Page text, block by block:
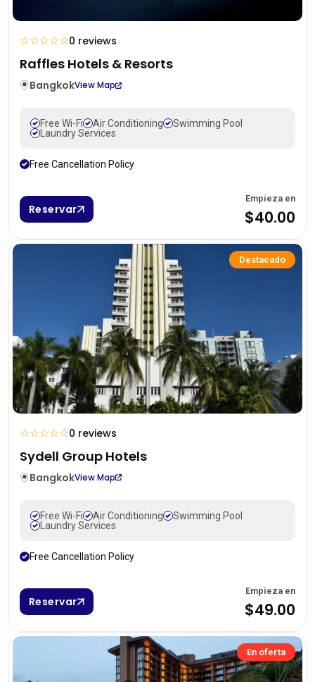
☆☆☆☆☆0 reviews
Raffles Hotels & Resorts
BangkokView Map
Free Wi-Fi Air Conditioning
Swimming Pool
Laundry Services
Free Cancellation Policy
Reservar
Empieza en
$40.00
Destacado
☆☆☆☆☆0 reviews
Sydell Group Hotels
BangkokView Map
Free Wi-Fi Air Conditioning
Swimming Pool
Laundry Services
Free Cancellation Policy
Reservar
Empieza en
$49.00
En oferta